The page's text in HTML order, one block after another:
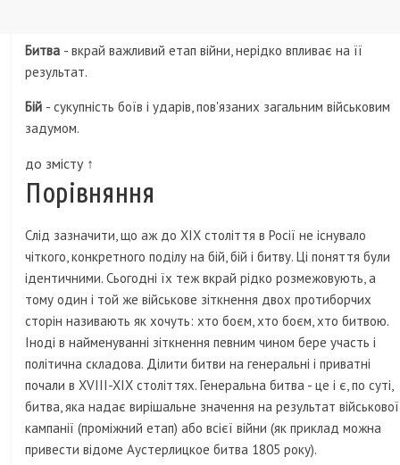
Битва - вкрай важливий етап війни, нерідко впливає на її
результат.
Бій - сукупність боїв і ударів, пов'язаних загальним військовим
задумом.
до змісту ↑
Порівняння
Слід зазначити, що аж до XIX століття в Росії не існувало
чіткого, конкретного поділу на бій, бій і битву. Ці поняття були
ідентичними. Сьогодні їх теж вкрай рідко розмежовують, а
тому один і той же військове зіткнення двох протиборчих
сторін називають як хочуть: хто боєм, хто боєм, хто битвою.
Іноді в найменуванні зіткнення певним чином бере участь і
політична складова. Ділити битви на генеральні і приватні
почали в XVIII-XIX століттях. Генеральна битва - це і є, по суті,
битва, яка надає вирішальне значення на результат військової
кампанії (проміжний етап) або всієї війни (як приклад можна
привести відоме Аустерлицкое битва 1805 року).